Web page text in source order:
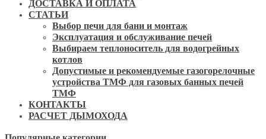
ДОСТАВКА И ОПЛАТА
СТАТЬИ
Выбор печи для бани и монтаж
Эксплуатация и обслуживание печей
Выбираем теплоноситель для водогрейных
котлов
Допустимые и рекомендуемые газогорелочные
устройства ТМФ для газовых банных печей
ТМФ
КОНТАКТЫ
РАСЧЕТ ДЫМОХОДА